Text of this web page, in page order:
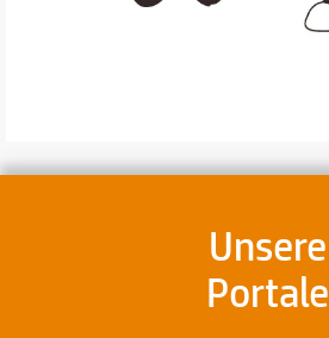
Unsere
Portale